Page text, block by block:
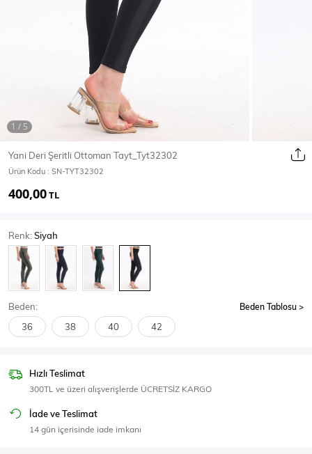
Mont & Kaban
T-Shirt
Body Atlet
SPOR GİYİM
Eşofman Üstü
Yani Deri Şeritli Ottoman Tayt_Tyt32302
Ürün Kodu : SN-TYT32302
400,00TL
Renk:Siyah
Beden: Beden Tablosu
36 38 40 42
Hızlı Teslimat
300TL ve üzeri alışverişlerde ÜCRETSİZ KARGO
İade ve Teslimat
14 gün içerisinde iade imkanı